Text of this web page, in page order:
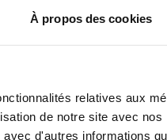
À propos des cookies
relatives aux
de notre site avec nos
d'autres informations
est protégé par reCAPTCHA.
réduction de 25 € sur
toujours les premiers à